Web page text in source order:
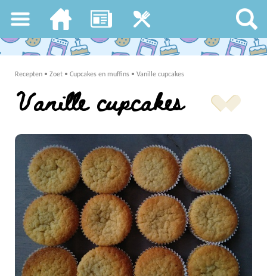
Recepten • Zoet • Cupcakes en muffins • Vanille cupcakes
Vanille cupcakes